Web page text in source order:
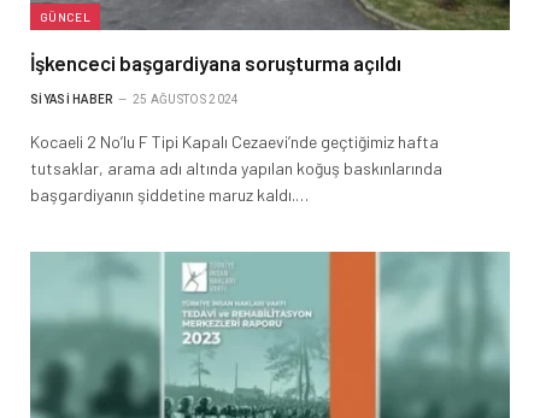
GÜNCEL
İşkenceci başgardiyana soruşturma açıldı
SIYASI HABER 25 AĞUSTOS 2024
Kocaeli 2 No’lu F Tipi Kapalı Cezaevi’nde geçtiğimiz hafta
tutsaklar, arama adı altında yapılan koğuş baskınlarında
başgardiyanın şiddetine maruz kaldı.…